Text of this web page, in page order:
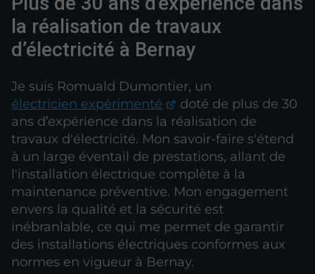
la réalisation de travaux
d’électricité à Bernay
Je suis Romuald Dumontier, un
électricien expérimenté
doté de plus de 30
ans d’expérience dans la réalisation de
travaux d'électricité. Mon savoir-faire s'étend
à un large éventail de prestations, allant de
l'installation électrique complète à la
maintenance préventive. Mon engagement
envers la qualité et la sécurité est
inébranlable, ce qui me permet de garantir
des installations électriques conformes aux
normes en vigueur à Bernay.